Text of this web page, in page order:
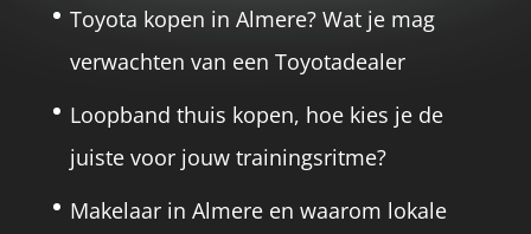
Toyota kopen in Almere? Wat je mag
verwachten van een Toyotadealer
Loopband thuis kopen, hoe kies je de
juiste voor jouw trainingsritme?
Makelaar in Almere en waarom lokale